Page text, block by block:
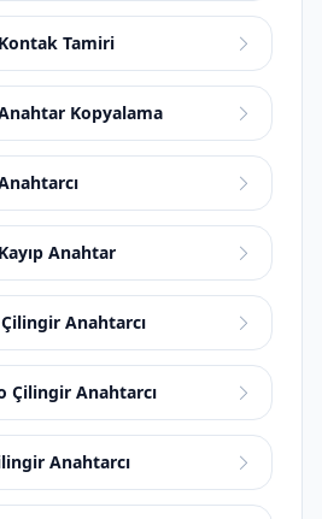
Tamiri
Kopyalama
Anahtar
Anahtarcı
Çilingir Anahtarcı
Anahtarcı